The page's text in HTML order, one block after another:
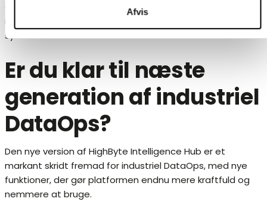
Afvis
og industrielle kontrolsystemer. Denne integration åbner
nye muligheder for at udnytte data på tværs af
systemer.
Er du klar til næste
generation af industriel
DataOps?
Den nye version af HighByte Intelligence Hub er et
markant skridt fremad for industriel DataOps, med nye
funktioner, der gør platformen endnu mere kraftfuld og
nemmere at bruge.